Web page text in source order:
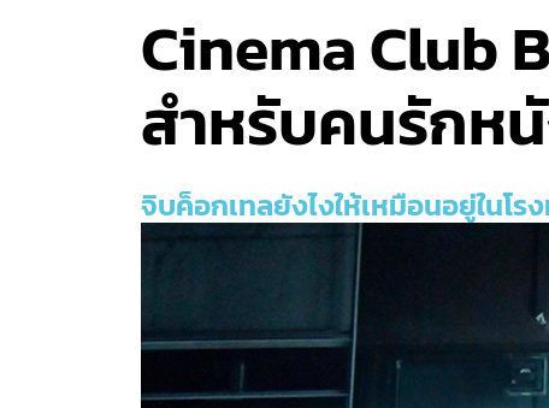
Cinema Club
สำหรับคนรักห
จิบค็อกเทลยังไงให้เหมือนอยู่ในโร